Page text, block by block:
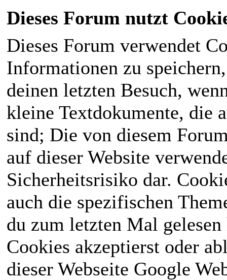
Dieses Forum nutzt
Dieses Forum verwendet
Informationen zu
deinen letzten Besuch,
kleine Textdokumente, die
sind; Die von diesem
auf dieser Website
Sicherheitsrisiko dar.
auch die spezifischen
du zum letzten Mal
Cookies akzeptierst oder
dieser Webseite Google